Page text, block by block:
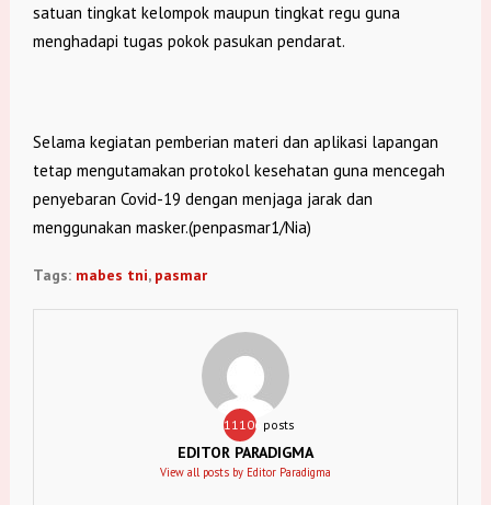
satuan tingkat kelompok maupun tingkat regu guna
menghadapi tugas pokok pasukan pendarat.
Selama kegiatan pemberian materi dan aplikasi lapangan
tetap mengutamakan protokol kesehatan guna mencegah
penyebaran Covid-19 dengan menjaga jarak dan
menggunakan masker.(penpasmar1/Nia)
Tags: mabes tni, pasmar
11106 posts
EDITOR PARADIGMA
View all posts by Editor Paradigma